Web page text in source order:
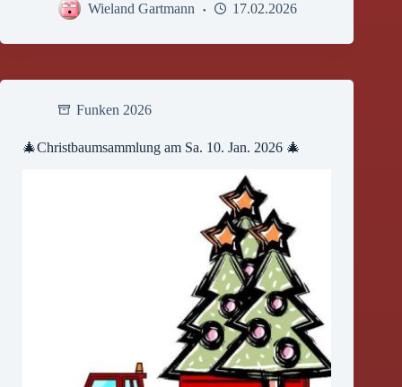
Wieland Gartmann
17.02.2026
Funken 2026
🎄Christbaumsammlung am Sa. 10. Jan. 2026 🎄